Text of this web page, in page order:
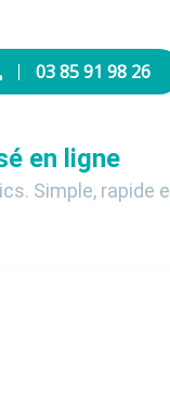
03 85 91 98 26
en ligne
Simple, rapide